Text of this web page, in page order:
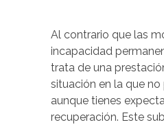
Al contrario que las
incapacidad
trata de una
situación en la que no
aunque tienes
recuperación. Este